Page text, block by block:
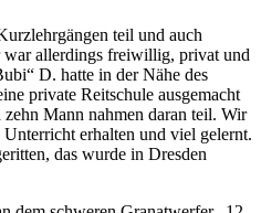
teil und auch
allerdings freiwillig, privat und
D. hatte in der Nähe des
private Reitschule ausgemacht
Mann nahmen daran teil. Wir
erhalten und viel gelernt.
das wurde in Dresden